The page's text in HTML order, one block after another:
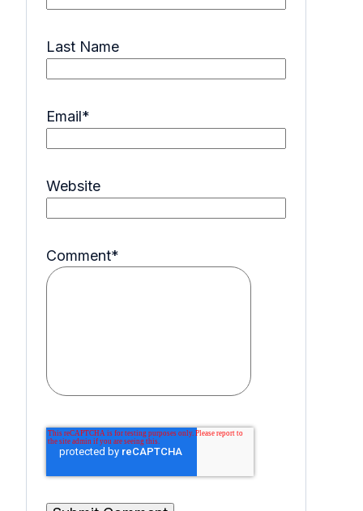
Last Name
Email*
Website
Comment*